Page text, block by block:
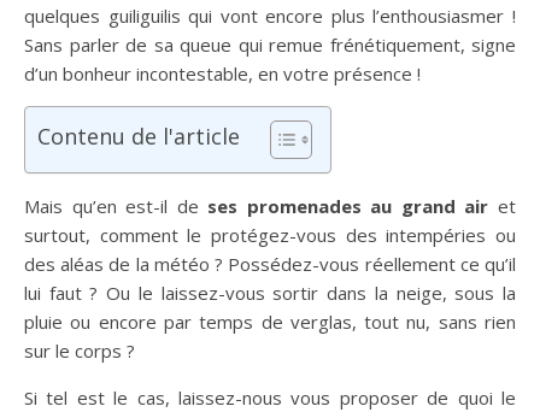
quelques guiliguilis qui vont encore plus l’enthousiasmer !
Sans parler de sa queue qui remue frénétiquement, signe
d’un bonheur incontestable, en votre présence !
Contenu de l'article
Mais qu’en est-il de ses promenades au grand air et
surtout, comment le protégez-vous des intempéries ou
des aléas de la météo ? Possédez-vous réellement ce qu’il
lui faut ? Ou le laissez-vous sortir dans la neige, sous la
pluie ou encore par temps de verglas, tout nu, sans rien
sur le corps ?
Si tel est le cas, laissez-nous vous proposer de quoi le